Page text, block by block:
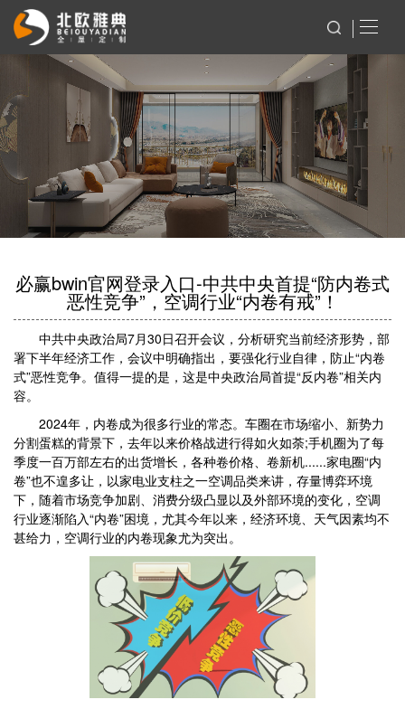
必赢bwin官网登录入口-中共中央首提“防内卷式
恶性竞争”，空调行业“内卷有戒”！
中共中央政治局7月30日召开会议，分析研究当前经济形势，部
署下半年经济工作，会议中明确指出，要强化行业自律，防止“内卷
式”恶性竞争。值得一提的是，这是中央政治局首提“反内卷”相关内
容。
2024年，内卷成为很多行业的常态。车圈在市场缩小、新势力
分割蛋糕的背景下，去年以来价格战进行得如火如荼;手机圈为了每
季度一百万部左右的出货增长，各种卷价格、卷新机......家电圈“内
卷”也不遑多让，以家电业支柱之一空调品类来讲，存量博弈环境
下，随着市场竞争加剧、消费分级凸显以及外部环境的变化，空调
行业逐渐陷入“内卷”困境，尤其今年以来，经济环境、天气因素均不
甚给力，空调行业的内卷现象尤为突出。